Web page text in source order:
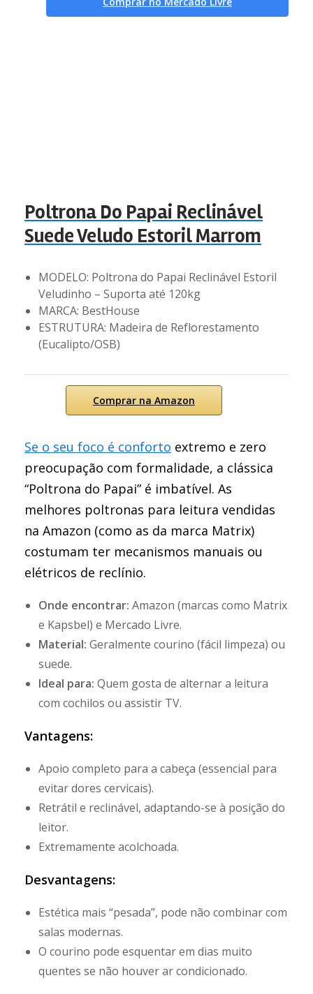
Poltrona Do Papai Reclinável
Suede Veludo Estoril Marrom
MODELO: Poltrona do Papai Reclinável Estoril
Veludinho – Suporta até 120kg
MARCA: BestHouse
ESTRUTURA: Madeira de Reflorestamento
(Eucalipto/OSB)
Comprar na Amazon
Se o seu foco é conforto extremo e zero
preocupação com formalidade, a clássica
“Poltrona do Papai” é imbatível. As
melhores poltronas para leitura vendidas
na Amazon (como as da marca Matrix)
costumam ter mecanismos manuais ou
elétricos de reclínio.
Onde encontrar: Amazon (marcas como Matrix
e Kapsbel) e Mercado Livre.
Material: Geralmente courino (fácil limpeza) ou
suede.
Ideal para: Quem gosta de alternar a leitura
com cochilos ou assistir TV.
Vantagens:
Apoio completo para a cabeça (essencial para
evitar dores cervicais).
Retrátil e reclinável, adaptando-se à posição do
leitor.
Extremamente acolchoada.
Desvantagens:
Estética mais “pesada”, pode não combinar com
salas modernas.
O courino pode esquentar em dias muito
quentes se não houver ar condicionado.